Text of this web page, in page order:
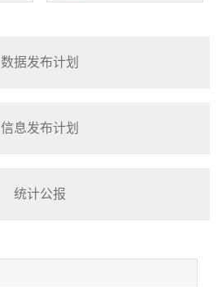
数据发布计划
信息发布计划
统计公报